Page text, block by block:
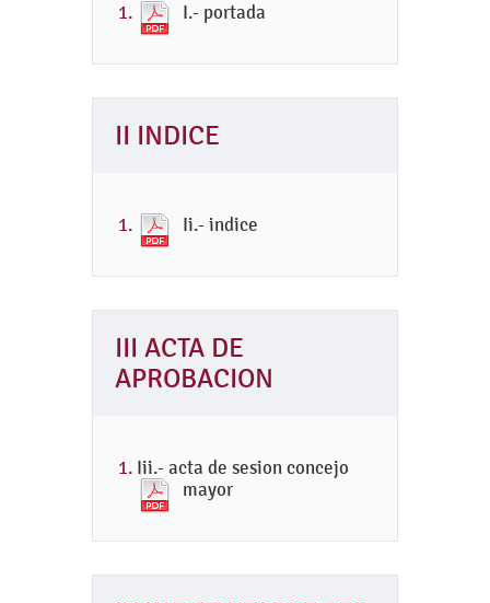
I.- portada
II INDICE
Ii.- indice
III ACTA DE
APROBACION
Iii.- acta de sesion concejo
mayor